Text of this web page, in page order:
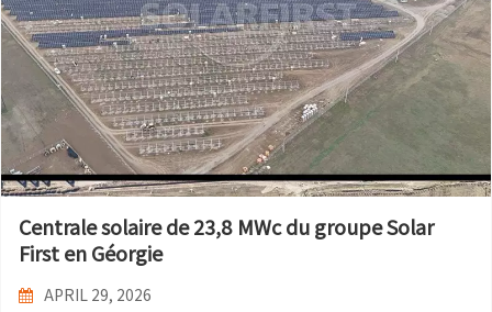
Português
日本語
한국어
بالعربية
Centrale solaire de 23,8 MWc du groupe Solar
First en Géorgie
APRIL 29, 2026